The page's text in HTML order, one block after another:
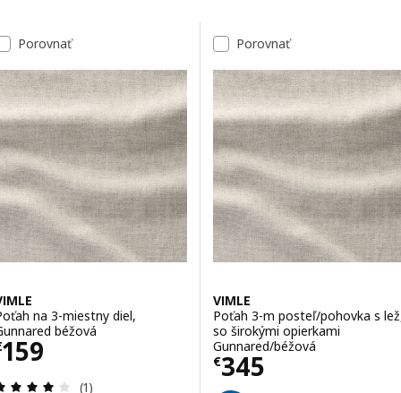
Zoznam výsledkov
Porovnať
na 3-miestny diel,
béžová
159 € 159
Prehľad: 4 z 5 hviezdy. Celkové hodnotenie:
(1)
Porovnať
VIMLE
Poťah 3-m posteľ/pohovka s
so širokými opierkami
Gunnared/béžová
€345
Cena € 345